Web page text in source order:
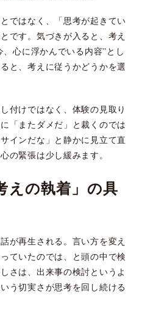
ではなく、「思考が起きてい
です。気づきが入ると、考え
心に浮かんでいる内容”とし
と、考えに従うかどうかを選
付けではなく、体験の見取り
「またダメだ」と裁くのでは
インだな」と静かに見立て直
の緊張は少し緩みます。
えの執着」の具
が再生される。言い方を変え
ていたのでは、と頭の中で検
さは、出来事の検討というよ
う切実さが思考を回し続ける